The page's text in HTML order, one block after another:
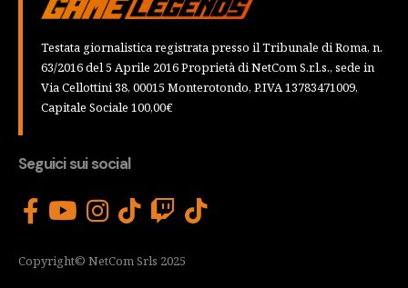
Testata giornalistica registrata presso il Tribunale di Roma, n.
63/2016 del 5 Aprile 2016 Proprietà di NetCom S.r.l.s., sede in
Via Cellottini 38, 00015 Monterotondo, P.IVA 13783471009,
Capitale Sociale 100,00€
Seguici sui social
Copyright© NetCom Srls 2025